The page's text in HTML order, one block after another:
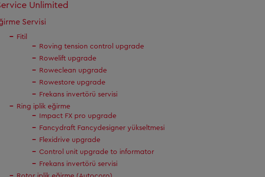
Unlimited
Servisi
Fitil
Roving tension control upgrade
Rowelift upgrade
Roweclean upgrade
Rowestore upgrade
Frekans invertörü servisi
Ring iplik eğirme
Impact FX pro upgrade
Fancydraft Fancydesigner yükseltmesi
Flexidrive upgrade
Control unit upgrade to informator
Frekans invertörü servisi